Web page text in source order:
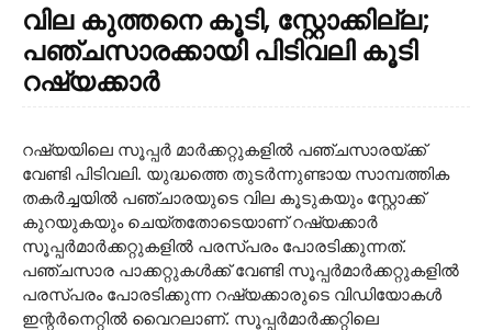
വില കുത്തനെ കൂടി, സ്റ്റോക്കില്ല;
പഞ്ചസാരക്കായി പിടിവലി കൂടി
റഷ്യക്കാര്‍
റഷ്യയിലെ സൂപ്പര്‍ മാര്‍ക്കറ്റുകളില്‍ പഞ്ചസാരയ്ക്ക്
വേണ്ടി പിടിവലി. യുദ്ധത്തെ തുടര്‍ന്നുണ്ടായ സാമ്പത്തിക
തകര്‍ച്ചയില്‍ പഞ്ചാരയുടെ വില കൂടുകയും സ്റ്റോക്ക്
കുറയുകയും ചെയ്തതോടെയാണ് റഷ്യക്കാര്‍
സൂപ്പര്‍മാര്‍ക്കറ്റുകളില്‍ പരസ്പരം പോരടിക്കുന്നത്.
പഞ്ചസാര പാക്കറ്റുകള്‍ക്ക് വേണ്ടി സൂപ്പര്‍മാര്‍ക്കറ്റുകളില്‍
പരസ്പരം പോരടിക്കുന്ന റഷ്യക്കാരുടെ വിഡിയോകള്‍
ഇന്റര്‍നെറ്റില്‍ വൈറലാണ്. സൂപ്പര്‍മാര്‍ക്കറ്റിലെ